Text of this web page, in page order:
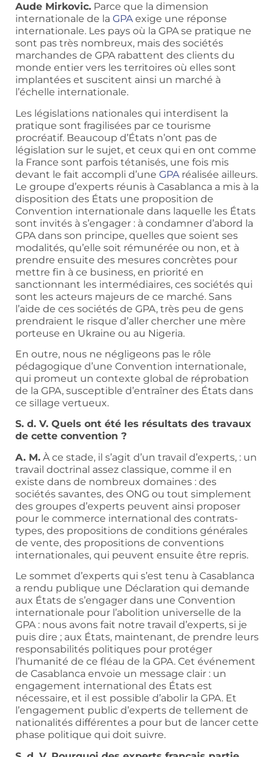
Aude Mirkovic. Parce que la dimension
internationale de la GPAexige une réponse
internationale. Les pays où la GPA se pratique ne
sont pas très nombreux, mais des sociétés
marchandes de GPA rabattent des clients du
monde entier vers les territoires où elles sont
implantées et suscitent ainsi un marché à
l’échelle internationale.
Les législations nationales qui interdisent la
pratique sont fragilisées par ce tourisme
procréatif. Beaucoup d’États n’ont pas de
législation sur le sujet, et ceux qui en ont comme
la France sont parfois tétanisés, une fois mis
devant le fait accompli d’une GPA réalisée ailleurs.
Le groupe d’experts réunis à Casablanca a mis à la
disposition des États une proposition de
Convention internationale dans laquelle les États
sont invités à s’engager : à condamner d’abord la
GPA dans son principe, quelles que soient ses
modalités, qu’elle soit rémunérée ou non, et à
prendre ensuite des mesures concrètes pour
mettre fin à ce business, en priorité en
sanctionnant les intermédiaires, ces sociétés qui
sont les acteurs majeurs de ce marché. Sans
l’aide de ces sociétés de GPA, très peu de gens
prendraient le risque d’aller chercher une mère
porteuse en Ukraine ou au Nigeria.
En outre, nous ne négligeons pas le rôle
pédagogique d’une Convention internationale,
qui promeut un contexte global de réprobation
de la GPA, susceptible d’entraîner des États dans
ce sillage vertueux.
S. d. V. Quels ont été les résultats des travaux
de cette convention ?
A. M. À ce stade, il s’agit d’un travail d’experts, : un
travail doctrinal assez classique, comme il en
existe dans de nombreux domaines : des
sociétés savantes, des ONG ou tout simplement
des groupes d’experts peuvent ainsi proposer
pour le commerce international des contrats-
types, des propositions de conditions générales
de vente, des propositions de conventions
internationales, qui peuvent ensuite être repris.
Le sommet d’experts qui s’est tenu à Casablanca
a rendu publique une Déclaration qui demande
aux États de s’engager dans une Convention
internationale pour l’abolition universelle de la
GPA : nous avons fait notre travail d’experts, si je
puis dire ; aux États, maintenant, de prendre leurs
responsabilités politiques pour protéger
l’humanité de ce fléau de la GPA. Cet événement
de Casablanca envoie un message clair : un
engagement international des États est
nécessaire, et il est possible d’abolir la GPA. Et
l’engagement public d’experts de tellement de
nationalités différentes a pour but de lancer cette
phase politique qui doit suivre.